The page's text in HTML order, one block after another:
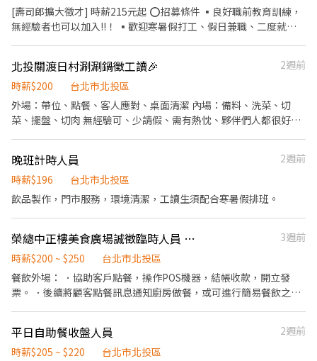
[壽司郎擴大徵才] 時薪215元起 ⭕招募條件 ▪良好職前教育訓練，
無經驗者也可以加入!!！ ▪歡迎寒暑假打工、假日兼職、二度就
提供→餐具清洗→桌邊結帳→收銀結帳......等 ▪內場 商品進貨、準
備、整理→餐點製作→提供餐點→餐具清洗→環境整理維護......等 ⭕
獎金福利 ▪生日禮券 ▪不定期活動競賽獎金 ▪一年4次考核及調
薪！！ ▪加班費按每分鐘計算 ▪提供機車停車，上班免煩惱車位！
技巧，還可接觸店鋪的經營管理，例如：成本控管及數據分析等專
業知識 ▪升遷快速且制度完善，依努力及成果將有升遷加薪的機會
勤付出 ▪計畫拓展全台灣，讓更多人有機會品嚐美味平價壽司，致
力成為頂尖品牌 ⭕基本保障 ①加班費(以每分鐘為單位計算) ②勞
保、健保、意外險 ③每月提撥勞工退休新制6% ④特休／年假按照
制服 ⑧任職一年後提供免費健檢
北投關渡日村涮涮鍋徵工讀🎉
2週前
時薪$200
台北市北投區
外場：帶位、點餐、客人應對、桌面清潔 內場：備料、洗菜、切
菜、擺盤、切肉 無經驗可、少請假、需有熱忱、夥伴們人都很好相
晚班計時人員
2週前
時薪$196
台北市北投區
飲品製作，門市服務，環境清潔，工讀生須配合寒暑假排班。
榮總中正樓美食廣場誠徵臨時人員 兼職員工
3週前
時薪$200 ~ $250
台北市北投區
餐飲外場： ．協助客戶點餐，操作POS機器，結帳收款，開立發
票。 ．後續將顧客點餐訊息通知廚房做餐，或可進行簡易餐飲之料
清理工作環境、設備和餐具。 ．準備不同餐點所需要的食材。 ．協
助測量食材的容量與重量。 ．負責擺盤、打包外帶服務。
平日自助餐收盤人員
2週前
時薪$205 ~ $220
台北市北投區